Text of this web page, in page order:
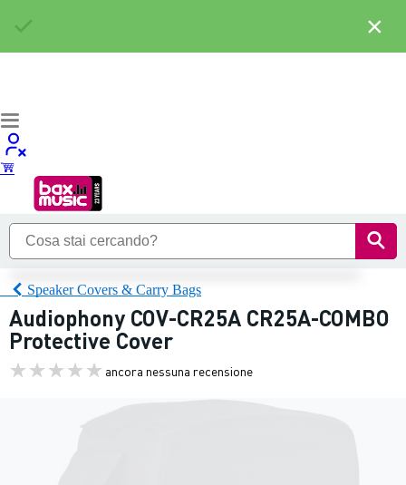
Speaker Covers & Carry Bags
Audiophony COV-CR25A CR25A-COMBO
Protective Cover
ancora nessuna recensione
×